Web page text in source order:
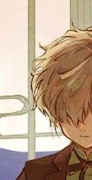
為繼。